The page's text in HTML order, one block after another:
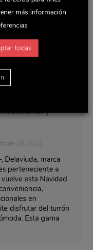
y
28, 2021
Delaviuda, marca
perteneciente a
esta Navidad
en
disfrutar del turrón
Esta gama
más información
todas